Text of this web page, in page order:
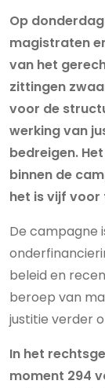
Op donderdag
magistraten
van het
zittingen
voor de
werking van
bedreigen.
binnen de
het is vijf voor
De campagne
beleid en
beroep van
justitie verder
In het
moment 294